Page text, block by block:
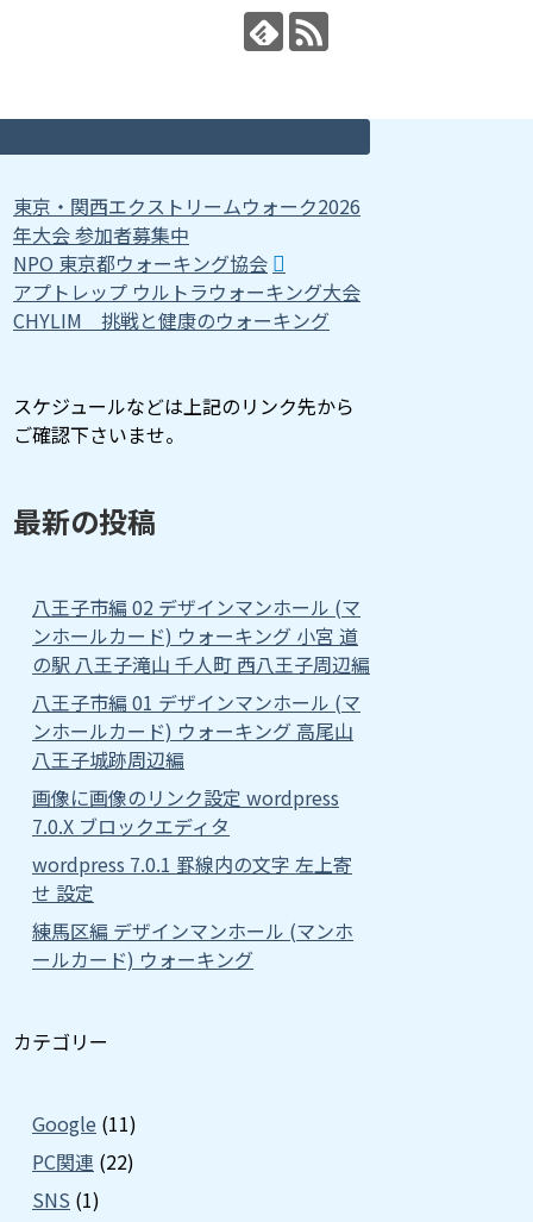
東京・関西エクストリームウォーク2026
年大会 参加者募集中
NPO 東京都ウォーキング協会
アプトレップ ウルトラウォーキング大会
CHYLIM 挑戦と健康のウォーキング
スケジュールなどは上記のリンク先から
ご確認下さいませ。
最新の投稿
八王子市編 02 デザインマンホール (マ
ンホールカード) ウォーキング 小宮 道
の駅 八王子滝山 千人町 西八王子周辺編
八王子市編 01 デザインマンホール (マ
ンホールカード) ウォーキング 高尾山
八王子城跡周辺編
画像に画像のリンク設定 wordpress
7.0.X ブロックエディタ
wordpress 7.0.1 罫線内の文字 左上寄
せ 設定
練馬区編 デザインマンホール (マンホ
ールカード) ウォーキング
カテゴリー
Google (11)
PC関連 (22)
SNS (1)